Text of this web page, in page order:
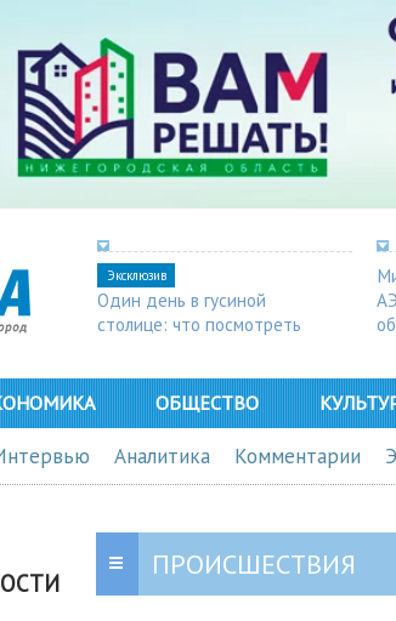
Эксклюзив
Один день в гусиной
столице: что посмотреть
ОБЩЕСТВО
Аналитика Комментарии
ПРОИСШЕСТВИЯ